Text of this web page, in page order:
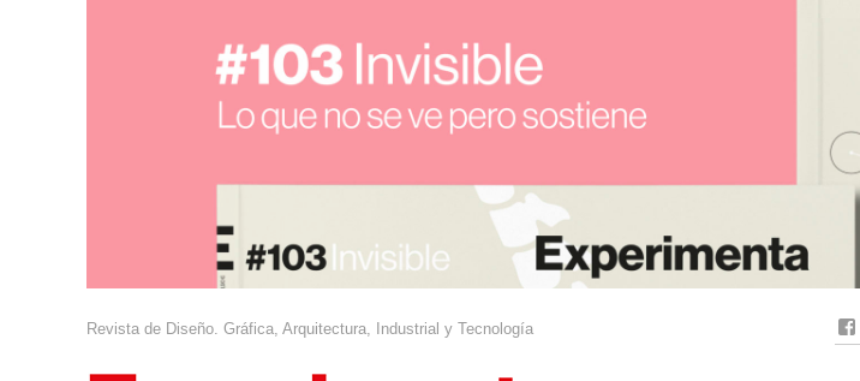
Revista de Diseño. Gráfica, Arquitectura, Industrial y Tecnología